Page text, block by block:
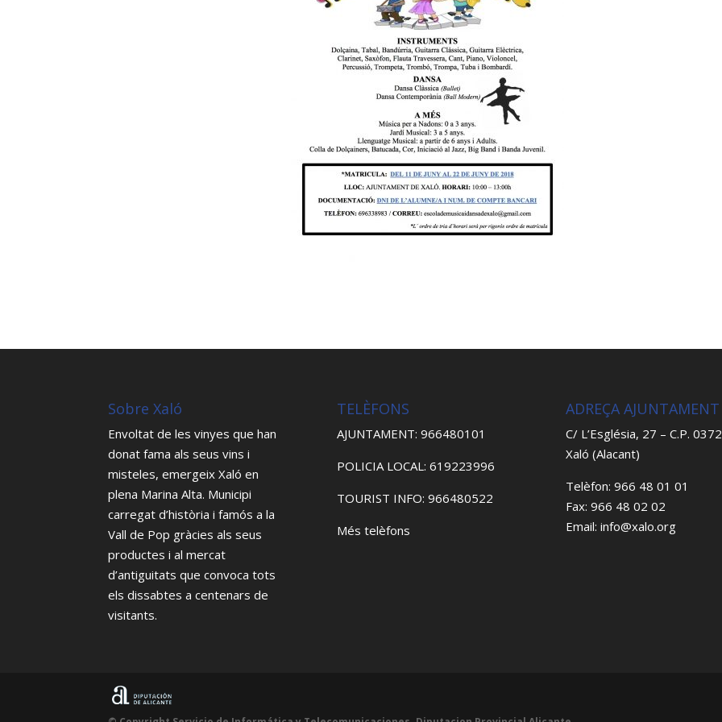
Sobre Xaló
Envoltat de les vinyes que han
donat fama als seus vins i
misteles, emergeix Xaló en
plena Marina Alta. Municipi
carregat d’història i famós a la
Vall de Pop gràcies als seus
productes i al mercat
d’antiguitats que convoca tots
els dissabtes a centenars de
visitants.
TELÈFONS
AJUNTAMENT: 966480101
POLICIA LOCAL: 619223996
TOURIST INFO: 966480522
Més telèfons
ADREÇA AJUNTAMENT
C/ L’Església, 27 – C.P.
Xaló (Alacant)
Telèfon: 966 48 01 01
Fax: 966 48 02 02
Email: info@xalo.org